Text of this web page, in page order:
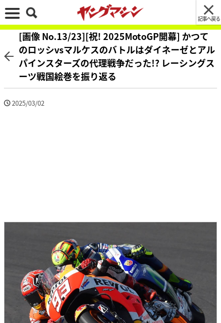
記事へ戻る
[画像 No.13/23][祝! 2025MotoGP開幕] かつて
のロッシvsマルケスのバトルはダイネーゼとアル
パインスターズの代理戦争だった!? レーシングス
ーツ戦国絵巻を振り返る
2025/03/02